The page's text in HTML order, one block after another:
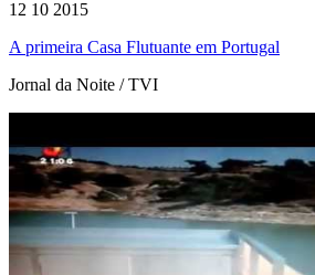
12 10 2015
A primeira Casa Flutuante em Portugal
Jornal da Noite / TVI